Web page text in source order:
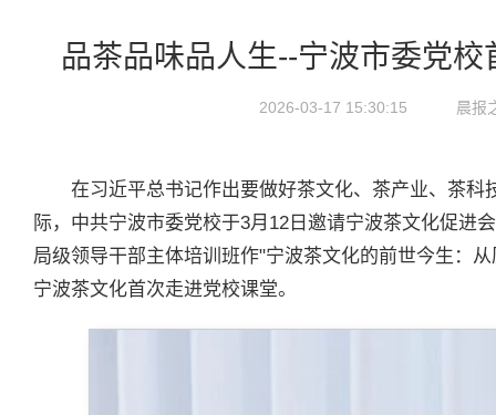
品茶品味品人生--宁波市委党
2026-03-17 15:30:15 晨报
在习近平总书记作出要做好茶文化、茶产业、茶
际，中共宁波市委党校于3月12日邀请宁波茶文化促进
局级领导干部主体培训班作"宁波茶文化的前世今生：
宁波茶文化首次走进党校课堂。